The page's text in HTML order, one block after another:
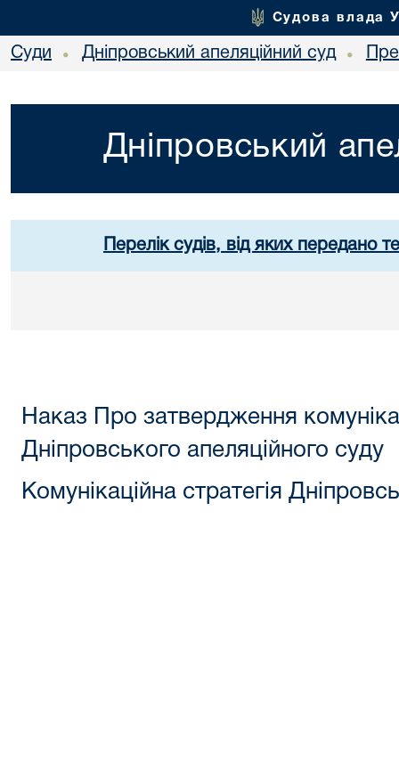
Судова влада
Суди • Дніпровський апеляційний суд •
Дніпровський
Перелік судів, від яких передано
Наказ Про затвердження
Дніпровського апеляційного суду
Комунікаційна стратегія